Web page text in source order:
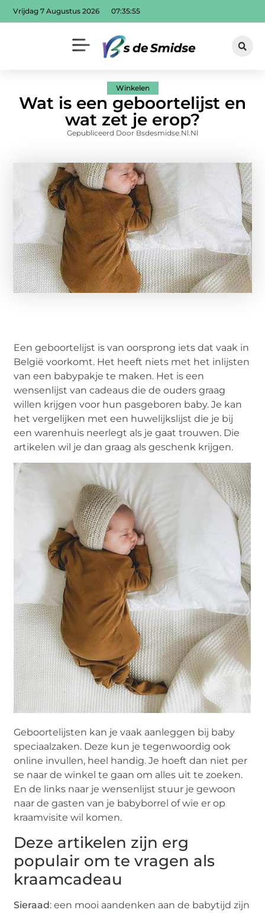
Vrijdag 7 Augustus 2026 07:35:56
Winkelen
Wat is een geboortelijst en
wat zet je erop?
Gepubliceerd Door Bsdesmidse.nl.nl
Een geboortelijst is van oorsprong iets dat vaak in
België voorkomt. Het heeft niets met het inlijsten
van een babypakje te maken. Het is een
wensenlijst van cadeaus die de ouders graag
willen krijgen voor hun pasgeboren baby. Je kan
het vergelijken met een huwelijkslijst die je bij
een warenhuis neerlegt als je gaat trouwen. Die
artikelen wil je dan graag als geschenk krijgen.
Geboortelijsten kan je vaak aanleggen bij baby
speciaalzaken. Deze kun je tegenwoordig ook
online invullen, heel handig. Je hoeft dan niet per
se naar de winkel te gaan om alles uit te zoeken.
En de links naar je wensenlijst stuur je gewoon
naar de gasten van je babyborrel of wie er op
kraamvisite wil komen.
Deze artikelen zijn erg
populair om te vragen als
kraamcadeau
Sieraad: een mooi aandenken aan de babytijd zijn